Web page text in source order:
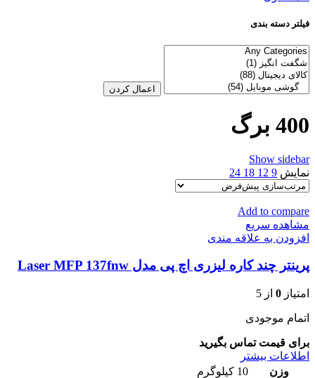
فیلتر دسته بندی
اعمال کردن
400 برگ
Show sidebar
نمایش 9
12
18
24
Add to compare
مشاهده سریع
افزودن به علاقه مندی
پرینتر چند کاره لیزری اچ پی مدل Laser MFP 137fnw
امتیاز 0 از 5
اتمام موجودی
برای قیمت تماس بگیرید
اطلاعات بیشتر
وزن
10 کیلوگرم